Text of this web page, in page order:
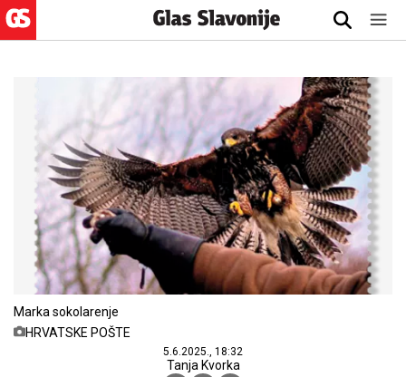
Marka sokolarenje
HRVATSKE POŠTE
5.6.2025., 18:32
Tanja Kvorka